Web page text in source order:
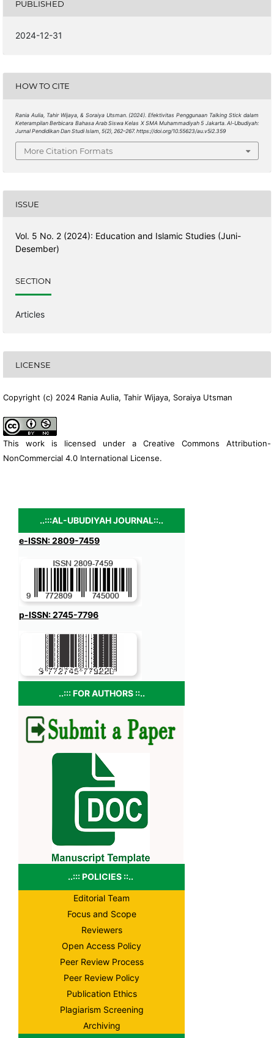
PUBLISHED
2024-12-31
HOW TO CITE
Rania Aulia, Tahir Wijaya, & Soraiya Utsman. (2024). Efektivitas Penggunaan Talking Stick dalam
Keterampilan Berbicara Bahasa Arab Siswa Kelas X SMA Muhammadiyah 5 Jakarta.Al-Ubudiyah:
Jurnal Pendidikan Dan Studi Islam 5(2), 262–267. https://doi.org/10.55623/au.v5i2.359
More Citation Formats
ISSUE
Vol. 5 No. 2 (2024): Education and Islamic Studies (Juni-
Desember)
SECTION
Articles
LICENSE
Copyright (c) 2024 Rania Aulia, Tahir Wijaya, Soraiya Utsman
This work is licensed under aCreative Commons Attribution-
NonCommercial 4.0 International License.
..:::AL-UBUDIYAH JOURNAL::..
e-ISSN: 2809-7459
p-ISSN: 2745-7796
..::: FOR AUTHORS ::..
..::: POLICIES ::..
Editorial Team
Focus and Scope
Reviewers
Open Access Policy
Peer Review Process
Peer Review Policy
Publication Ethics
Plagiarism Screening
Archiving